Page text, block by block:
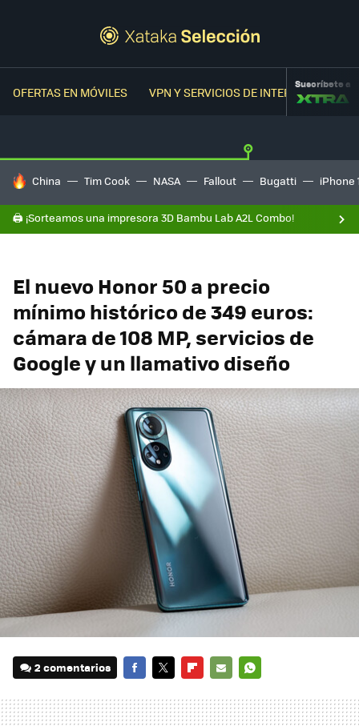
OFERTAS EN MÓVILES VPN Y SERVICIOS DE INTERNETSuscríbete a
HOY SE HABLA DE
China Tim Cook NASA Fallout Bugatti iPhone
🖨️ ¡Sorteamos una impresora 3D Bambu Lab A2L Combo!
El nuevo Honor 50 a precio
mínimo histórico de 349 euros:
cámara de 108 MP, servicios de
Google y un llamativo diseño
2 comentarios
MAIL